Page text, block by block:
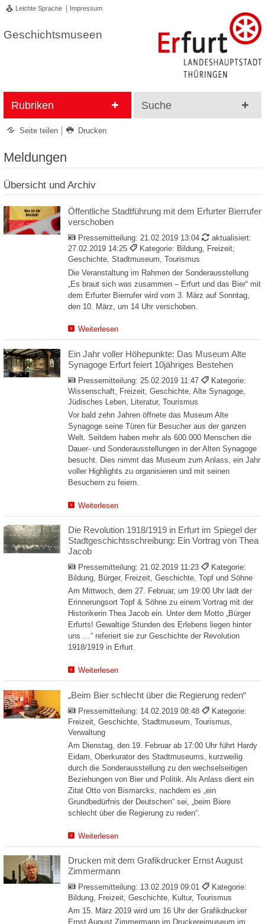
Leichte Sprache Impressum
Geschichtsmuseen
Rubriken Suche
Seite teilen Drucken
Meldungen
Übersicht und Archiv
Öffentliche Stadtführung mit dem Erfurter Bierrufer
verschoben
Pressemitteilung: 21.02.2019 13:04
aktualisiert:
27.02.2019 14:25
Kategorie: Bildung, Freizeit,
Geschichte, Stadtmuseum, Tourismus
Die Veranstaltung im Rahmen der Sonderausstellung
„Es braut sich was zusammen – Erfurt und das Bier“ mit
dem Erfurter Bierrufer wird vom 3. März auf Sonntag,
den 10. März, um 14 Uhr verschoben.
Weiterlesen
Ein Jahr voller Höhepunkte: Das Museum Alte
Synagoge Erfurt feiert 10jähriges Bestehen
Pressemitteilung: 25.02.2019 11:47
Kategorie:
Wissenschaft, Freizeit, Geschichte, Alte Synagoge,
Jüdisches Leben, Literatur, Tourismus
Vor bald zehn Jahren öffnete das Museum Alte
Synagoge seine Türen für Besucher aus der ganzen
Welt. Seitdem haben mehr als 600.000 Menschen die
Dauer- und Sonderausstellungen in der Alten Synagoge
besucht. Dies nimmt das Museum zum Anlass, ein Jahr
voller Highlights zu organisieren und mit seinen
Besuchern zu feiern.
Weiterlesen
Die Revolution 1918/1919 in Erfurt im Spiegel der
Stadtgeschichtsschreibung: Ein Vortrag von Thea
Jacob
Pressemitteilung: 21.02.2019 11:23
Kategorie:
Bildung, Bürger, Freizeit, Geschichte, Topf und Söhne
Am Mittwoch, dem 27. Februar, um 19:00 Uhr lädt der
Erinnerungsort Topf & Söhne zu einem Vortrag mit der
Historikerin Thea Jacob ein. Unter dem Motto „Bürger
Erfurts! Gewaltige Stunden des Erlebens liegen hinter
uns …“ referiert sie zur Geschichte der Revolution
1918/1919 in Erfurt.
Weiterlesen
„Beim Bier schlecht über die Regierung reden“
Pressemitteilung: 14.02.2019 08:48
Kategorie:
Freizeit, Geschichte, Stadtmuseum, Tourismus,
Verwaltung
Am Dienstag, den 19. Februar ab 17:00 Uhr führt Hardy
Eidam, Oberkurator des Stadtmuseums, kurzweilig
durch die Sonderausstellung zu den wechselseitigen
Beziehungen von Bier und Politik. Als Anlass dient ein
Zitat Otto von Bismarcks, nachdem es „ein
Grundbedürfnis der Deutschen“ sei, „beim Biere
schlecht über die Regierung zu reden“.
Weiterlesen
Drucken mit dem Grafikdrucker Ernst August
Zimmermann
Pressemitteilung: 13.02.2019 09:01
Kategorie:
Bildung, Freizeit, Geschichte, Kultur, Tourismus
Am 15. März 2019 wird um 16 Uhr der Grafikdrucker
Ernst August Zimmermann im Druckereimuseum im